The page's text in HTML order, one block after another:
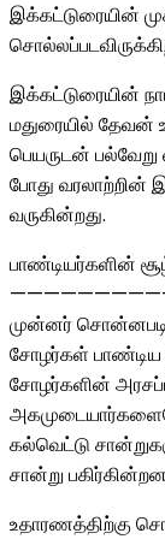
இக்கட்டுரையின்
இக்கட்டுரையின்
மதுரையில் தேவன்
பெயருடன் பல்வேறு
போது வரலாற்றின்
வருகின்றது.
பாண்டியர்களின்
முன்னர்
சோழர்கள்
சோழர்களின்
கல்வெட்டு
சான்று
உதாரணத்திற்கு